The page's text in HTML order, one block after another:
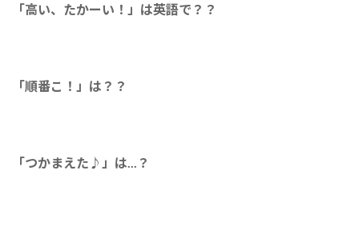
「高い、たかーい！」は英語で？？
「順番こ！」は？？
「つかまえた♪︎」は...？